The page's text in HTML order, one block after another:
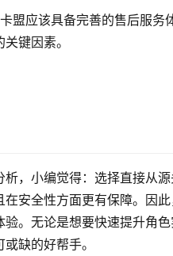
盟应该具备完善的售后服务
键因素。
析，小编觉得：选择直接从
在安全性方面更有保障。因
验。无论是想要快速提升角
缺的好帮手。